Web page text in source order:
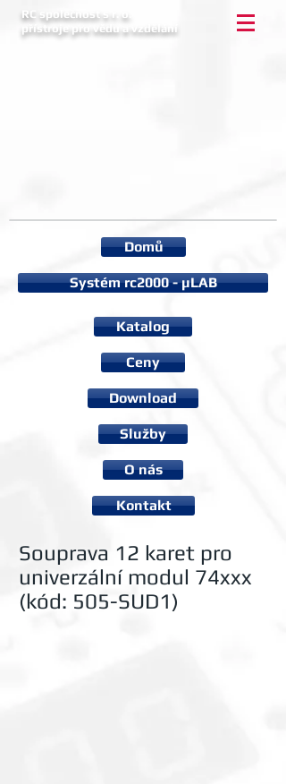
RC společnost s r. o.
přístroje pro vědu a vzdělání
Souprava 12 karet pro
univerzální modul 74xxx
(kód: 505-SUD1)
Kontakt
O nás
Služby
Download
Ceny
Katalog
Systém rc2000 - µLAB
Domů